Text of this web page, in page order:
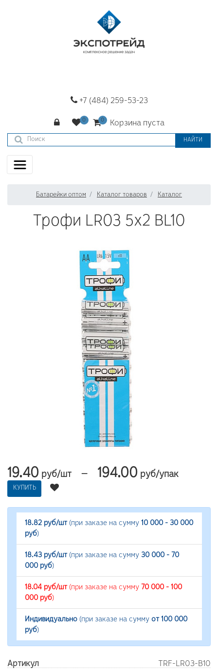
+7 (484) 259-53-23
Корзина пуста
НАЙТИ
Батарейки оптом Каталог товаров Каталог
Трофи LR03 5х2 BL10
19.40 руб/шт — 194.00 руб/упак
КУПИТЬ
18.82 руб/шт(при заказе на сумму 10 000 - 30 000
руб)
18.43 руб/шт(при заказе на сумму 30 000 - 70
000 руб)
18.04 руб/шт(при заказе на сумму 70 000 - 100
000 руб)
Индивидуально (при заказе на сумму от 100 000
руб)
Артикул
TRF-LR03-B10